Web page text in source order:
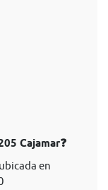
Cajamar❓
en